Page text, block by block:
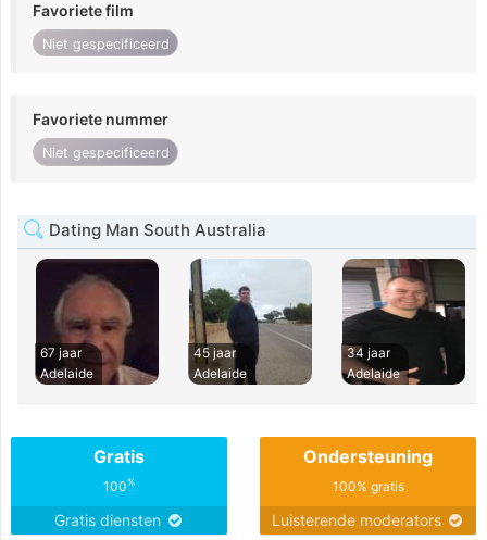
Favoriete film
Niet gespecificeerd
Favoriete nummer
Niet gespecificeerd
Dating Man South Australia
67 jaar
Adelaide
45 jaar
Adelaide
34 jaar
Adelaide
Gratis
100%
Gratis diensten
Ondersteuning
100% gratis
Luisterende moderators